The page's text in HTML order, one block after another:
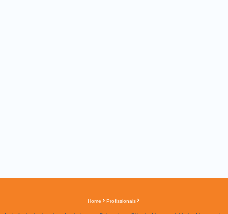
Home Profissionais